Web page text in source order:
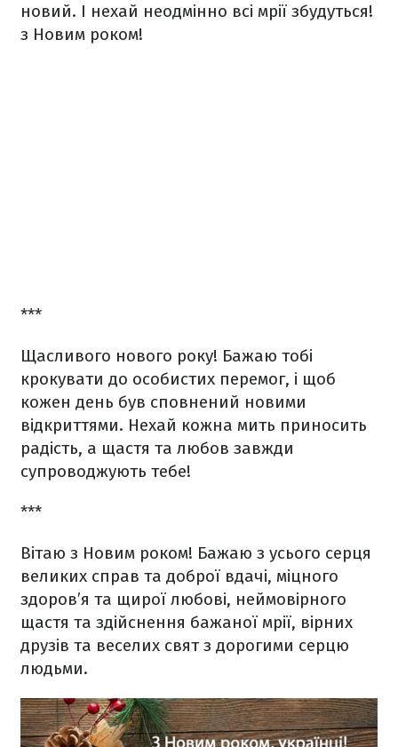
новий. І нехай неодмінно всі мрії збудуться!
з Новим роком!
***
Щасливого нового року! Бажаю тобі
крокувати до особистих перемог, і щоб
кожен день був сповнений новими
відкриттями. Нехай кожна мить приносить
радість, а щастя та любов завжди
супроводжують тебе!
***
Вітаю з Новим роком! Бажаю з усього серця
великих справ та доброї вдачі, міцного
здоров’я та щирої любові, неймовірного
щастя та здійснення бажаної мрії, вірних
друзів та веселих свят з дорогими серцю
людьми.